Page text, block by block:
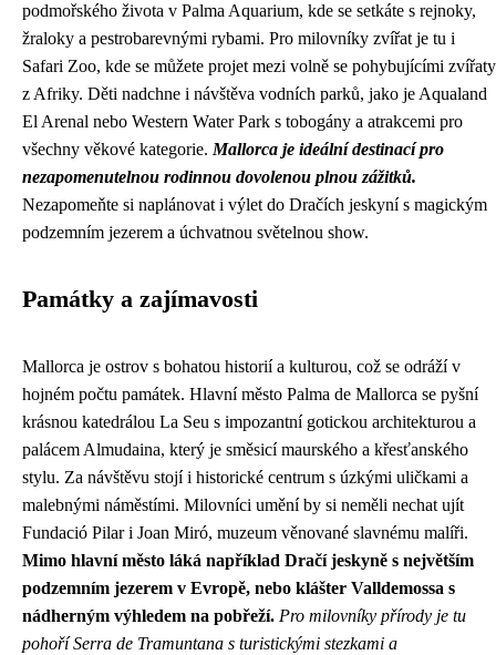
podmořského života v Palma Aquarium, kde se setkáte s rejnoky,
žraloky a pestrobarevnými rybami. Pro milovníky zvířat je tu i
Safari Zoo, kde se můžete projet mezi volně se pohybujícími zvířaty
z Afriky. Děti nadchne i návštěva vodních parků, jako je Aqualand
El Arenal nebo Western Water Park s tobogány a atrakcemi pro
všechny věkové kategorie. Mallorca je ideální destinací pro
nezapomenutelnou rodinnou dovolenou plnou zážitků.
Nezapomeňte si naplánovat i výlet do Dračích jeskyní s magickým
podzemním jezerem a úchvatnou světelnou show.
Památky a zajímavosti
Mallorca je ostrov s bohatou historií a kulturou, což se odráží v
hojném počtu památek. Hlavní město Palma de Mallorca se pyšní
krásnou katedrálou La Seu s impozantní gotickou architekturou a
palácem Almudaina, který je směsicí maurského a křesťanského
stylu. Za návštěvu stojí i historické centrum s úzkými uličkami a
malebnými náměstími. Milovníci umění by si neměli nechat ujít
Fundació Pilar i Joan Miró, muzeum věnované slavnému malíři.
Mimo hlavní město láká například Dračí jeskyně s největším
podzemním jezerem v Evropě, nebo klášter Valldemossa s
nádherným výhledem na pobřeží. Pro milovníky přírody je tu
pohoří Serra de Tramuntana s turistickými stezkami a